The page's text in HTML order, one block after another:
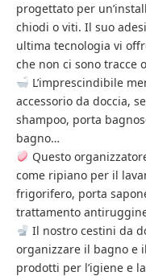
progettato per
chiodi o viti. Il suo
ultima tecnologia vi
che non ci sono tracce
L’imprescindibile
accessorio da doccia,
shampoo, porta
bagno…
Questo
come ripiano per il
frigorifero, porta
trattamento
Il nostro cestini da
organizzare il bagno e
prodotti per l’igiene e